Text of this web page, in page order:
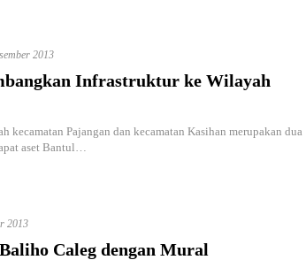
2013
Infrastruktur ke Wilayah
kecamatan Pajangan dan kecamatan Kasihan merupakan dua
aset Bantul…
2013
Caleg dengan Mural